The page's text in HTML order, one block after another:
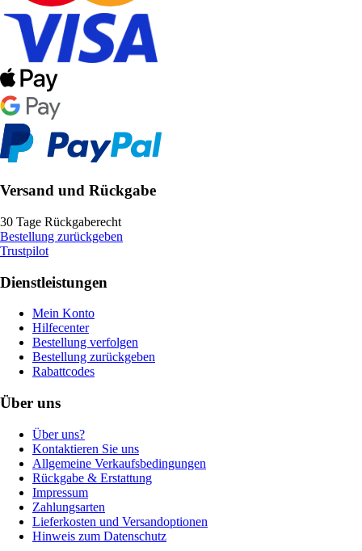
Versand und Rückgabe
30 Tage Rückgaberecht
Bestellung zurückgeben
Trustpilot
Dienstleistungen
Mein Konto
Hilfecenter
Bestellung verfolgen
Bestellung zurückgeben
Rabattcodes
Über uns
Über uns?
Kontaktieren Sie uns
Allgemeine Verkaufsbedingungen
Rückgabe & Erstattung
Impressum
Zahlungsarten
Lieferkosten und Versandoptionen
Hinweis zum Datenschutz